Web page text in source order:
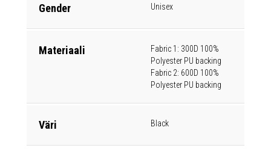
Gender Unisex
Materiaali
Fabric 1: 300D 100%
Polyester PU backing
Fabric 2: 600D 100%
Polyester PU backing
Väri Black